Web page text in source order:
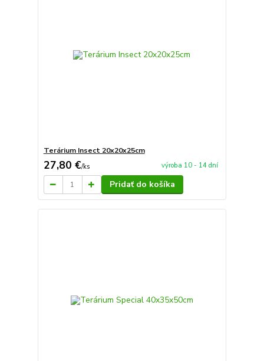
Terárium Insect 20x20x25cm
27,80 €/ks výroba 10 - 14 dní
Pridať do košíka